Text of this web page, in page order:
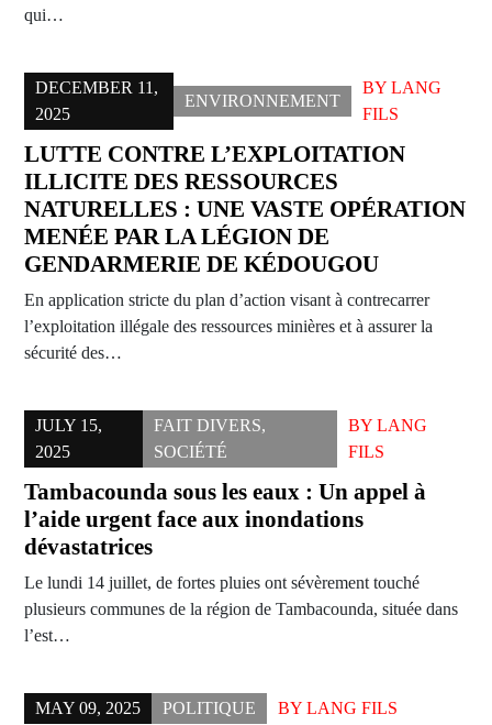
qui…
DECEMBER 11,
2025
ENVIRONNEMENT
BYLANG
FILS
LUTTE CONTRE L’EXPLOITATION
ILLICITE DES RESSOURCES
NATURELLES : UNE VASTE OPÉRATION
MENÉE PAR LA LÉGION DE
GENDARMERIE DE KÉDOUGOU
En application stricte du plan d’action visant à contrecarrer
l’exploitation illégale des ressources minières et à assurer la
sécurité des…
JULY 15,
2025
FAIT DIVERS,
SOCIÉTÉ
BYLANG
FILS
Tambacounda sous les eaux : Un appel à
l’aide urgent face aux inondations
dévastatrices
Le lundi 14 juillet, de fortes pluies ont sévèrement touché
plusieurs communes de la région de Tambacounda, située dans
l’est…
MAY 09, 2025 POLITIQUE BY LANG FILS